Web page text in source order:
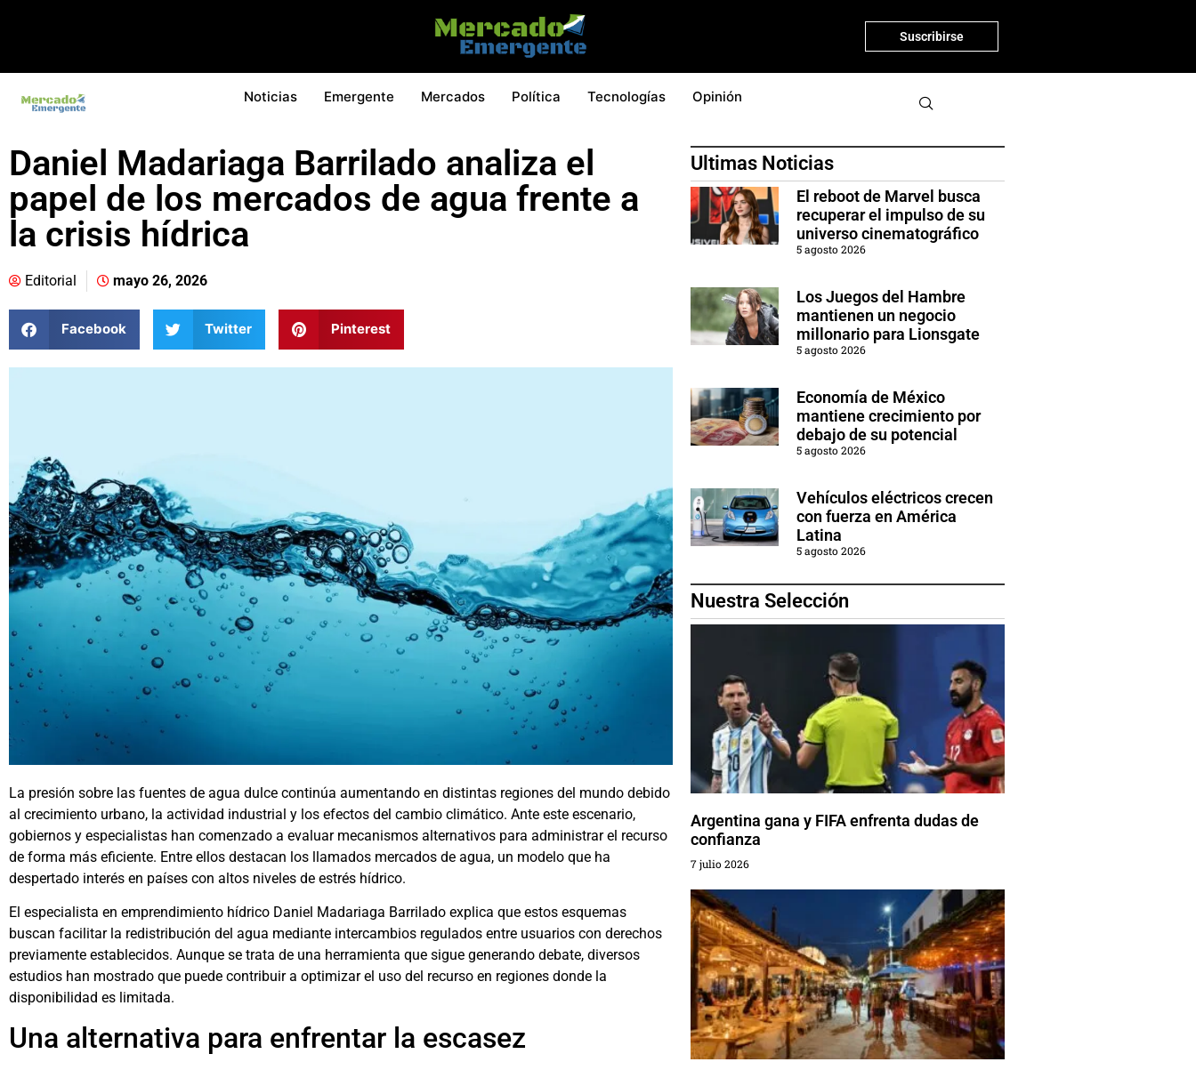
Suscribirse
Noticias Emergente Mercados Política Tecnologías Opinión
Daniel Madariaga Barrilado analiza el
papel de los mercados de agua frente a
la crisis hídrica
Editorial mayo 26, 2026
Facebook Twitter Pinterest
La presión sobre las fuentes de agua dulce continúa aumentando en distintas regiones del mundo debido
al crecimiento urbano, la actividad industrial y los efectos del cambio climático. Ante este escenario,
gobiernos y especialistas han comenzado a evaluar mecanismos alternativos para administrar el recurso
de forma más eficiente. Entre ellos destacan los llamados mercados de agua, un modelo que ha
despertado interés en países con altos niveles de estrés hídrico.
El especialista en emprendimiento hídrico Daniel Madariaga Barrilado explica que estos esquemas
buscan facilitar la redistribución del agua mediante intercambios regulados entre usuarios con derechos
previamente establecidos. Aunque se trata de una herramienta que sigue generando debate, diversos
estudios han mostrado que puede contribuir a optimizar el uso del recurso en regiones donde la
disponibilidad es limitada.
Una alternativa para enfrentar la escasez
Ultimas Noticias
El reboot de Marvel busca
recuperar el impulso de su
universo cinematográfico
5 agosto 2026
Los Juegos del Hambre
mantienen un negocio
millonario para Lionsgate
5 agosto 2026
Economía de México
mantiene crecimiento por
debajo de su potencial
5 agosto 2026
Vehículos eléctricos crecen
con fuerza en América
Latina
5 agosto 2026
Nuestra Selección
Argentina gana y FIFA enfrenta dudas de
confianza
7 julio 2026